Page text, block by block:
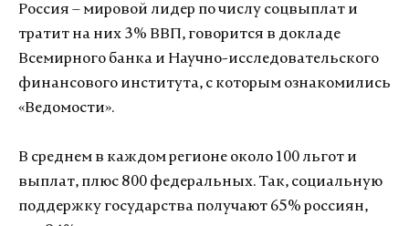
Россия – мировой лидер по числу соцвыплат и
тратит на них 3% ВВП, говорится в докладе
Всемирного банка и Научно-исследовательского
финансового института, с которым ознакомились
«Ведомости».
В среднем в каждом регионе около 100 льгот и
выплат, плюс 800 федеральных. Так, социальную
поддержку государства получают 65% россиян,